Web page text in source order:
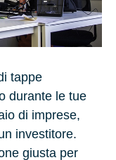
tappe
durante le tue
di imprese,
investitore.
giusta per